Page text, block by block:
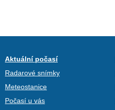
Aktuální počasí
Radarové snímky
Meteostanice
Počasí u vás